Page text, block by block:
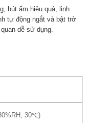
hút ẩm hiệu quả, linh
tự động ngắt và bật trở
dễ sử dụng.
30℃)